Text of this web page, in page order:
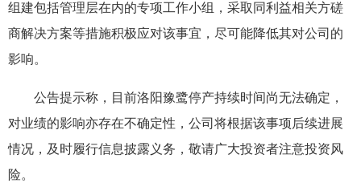
组建包括管理层在内的专项工作小组，采取同利益相关方磋
商解决方案等措施积极应对该事宜，尽可能降低其对公司的
影响。
公告提示称，目前洛阳豫鹭停产持续时间尚无法确定，
对业绩的影响亦存在不确定性，公司将根据该事项后续进展
情况，及时履行信息披露义务，敬请广大投资者注意投资风
险。